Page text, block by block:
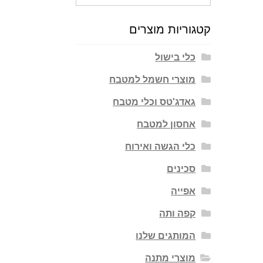
קטגוריות מוצרים
כלי בישול
מוצרי חשמל למטבח
גאדג'טס וכלי מטבח
אחסון למטבח
כלי הגשה ואירוח
סכינים
אפייה
קפה ותה
המותגים שלנו
מוצרי מתנה